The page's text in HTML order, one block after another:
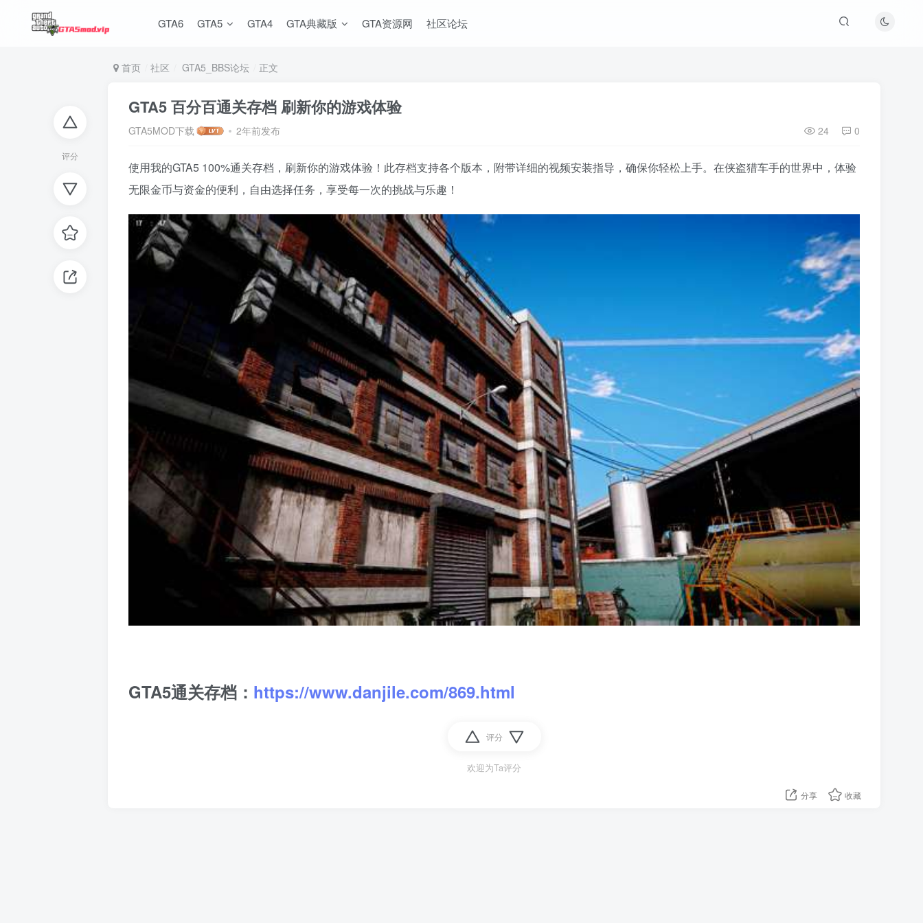
GTA6 GTA5 GTA4 GTA典藏版 GTA资源网 社区论坛
评分
首页 社区 GTA5_BBS论坛 正文
GTA5 百分百通关存档 刷新你的游戏体验
GTA5MOD下载 2年前发布 24 0
使用我的GTA5 100%通关存档，刷新你的游戏体验！此存档支持各个版本，附带详细的视频安装指导，确保你轻松上手。在侠盗猎车手的世界中，体验
无限金币与资金的便利，自由选择任务，享受每一次的挑战与乐趣！
GTA5通关存档： https://www.danjile.com/869.html
评分
欢迎为Ta评分
分享 收藏